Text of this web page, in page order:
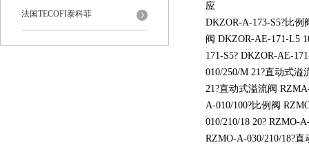
法国TECOFI泰科菲
应
DKZOR-A-173-S5?比例
阀 DKZOR-AE-171-L5
171-S5? DKZOR-AE-
010/250/M 21?直动式
21?直动式溢流阀
A-010/100?比例阀
010/210/18 20? RZMO-
RZMO-A-030/210/18?